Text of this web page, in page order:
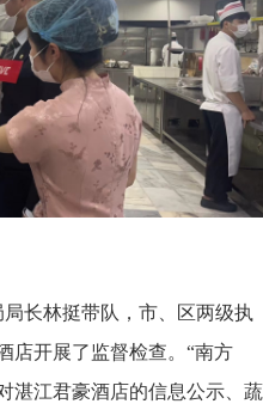
长林挺带队，市、区两级执
店开展了监督检查。“南方
湛江君豪酒店的信息公示、蔬